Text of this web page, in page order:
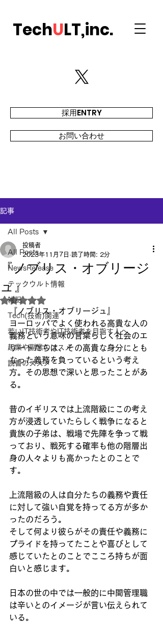
TechULT,inc.
採用ENTRY
お問い合わせ
記事
All Posts
NewsRelease
テックウルト情報
雑記
Tech(技術)関連
若いIT技術者やIT技術者を目指す人へ
起業や副業のススメ
読書のススメ
All Posts
『ノブリス・オブリージ
ュ』
投稿者
2023年11月7日 読了時間: 2分
5つ星のうちNaNと評価されています。
『ノブリス・オブリージュ』
ヨーロッパでよく使われる高貴な人の
義務という意味の言葉らしく社会のエ
リートたちは、その高貴な身分にとも
なった義務を負っているという考え
方。その思想で深いと思ったことがあ
る。
昔のイギリスでは上流階級にこの考え
方が浸透していたらしく戦争になると
貴族の子弟は、戦場で先陣を争って戦
っており、戦死する確率も他の階層出
身の人々よりも高かったとのことで
す。
上流階級の人は自分たちの義務や責任
に対して強い自覚を持ってる方が多か
ったのだろう。
そして何より彼らがその責任や義務に
プライドを持ってたことや喜びとして
感じていたとのことでこころ持ちが面
白いと感じます。
日本の世の中では一般的に中間管理職
は辛いとのイメージが言い伝えられて
いる。